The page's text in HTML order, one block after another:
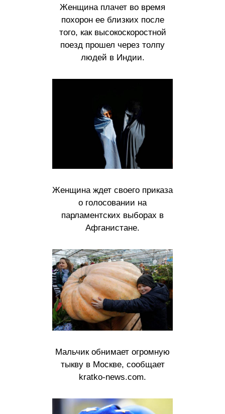
Женщина плачет во время
похорон ее близких после
того, как высокоскоростной
поезд прошел через толпу
людей в Индии.
Женщина ждет своего приказа
о голосовании на
парламентских выборах в
Афганистане.
Мальчик обнимает огромную
тыкву в Москве, сообщает
kratko-news.com.